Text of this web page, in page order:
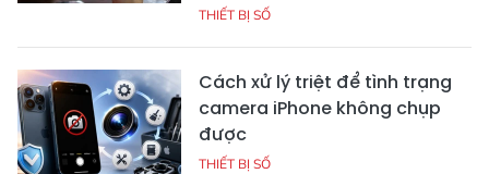
THIẾT BỊ SỐ
Cách xử lý triệt để tình trạng
camera iPhone không chụp
được
THIẾT BỊ SỐ